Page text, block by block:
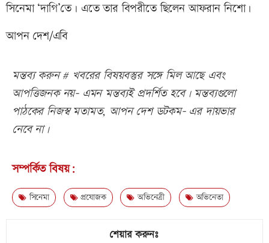
সিনেমা ‘দাগি’তে। এতে তার বিপরীতে ছিলেন আফরান নিশো।
আপন দেশ/এবি
মন্তব্য করুন # খবরের বিষয়বস্তুর সঙ্গে মিল আছে এবং
আপত্তিজনক নয়- এমন মন্তব্যই প্রদর্শিত হবে। মন্তব্যগুলো
পাঠকের নিজস্ব মতামত, আপন দেশ ডটকম- এর দায়ভার
নেবে না।
সম্পর্কিত বিষয়:
সিনেমা প্রযোজক অভিনেত্রী অভিনেতা
শেয়ার করুনঃ